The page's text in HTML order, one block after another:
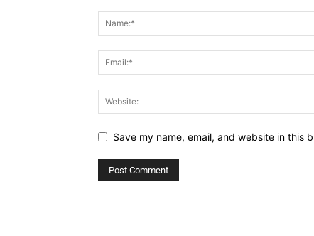
Save my name, email, and website in this